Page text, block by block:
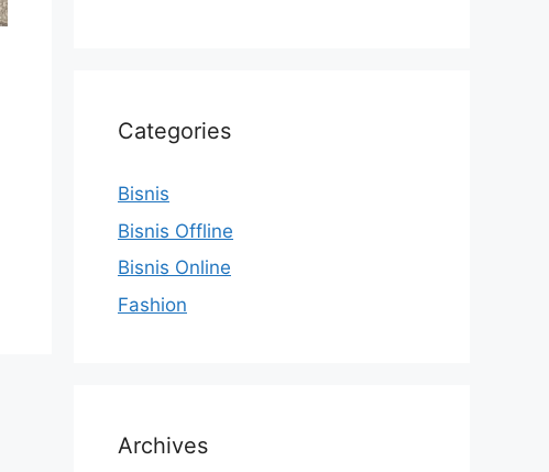
Categories
Bisnis
Bisnis Offline
Bisnis Online
Fashion
Archives